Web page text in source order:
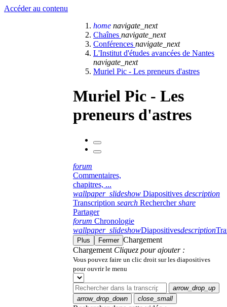
Accéder au contenu
home navigate_next
Chaînes navigate_next
Conférences navigate_next
L'Institut d'études avancées de Nantes
navigate_next
Muriel Pic - Les preneurs d'astres
Muriel Pic - Les
preneurs d'astres
forum
Commentaires,
chapitres, ...
wallpaper_slideshow Diapositives description
Transcription search Rechercher share
Partager
forum Chronologie
wallpaper_slideshowDiapositivesdescription
Plus Fermer Chargement
Chargement Cliquez pour ajouter :
Vous pouvez faire un clic droit sur les diapositives
pour ouvrir le menu
arrow_drop_up
arrow_drop_down
close_small